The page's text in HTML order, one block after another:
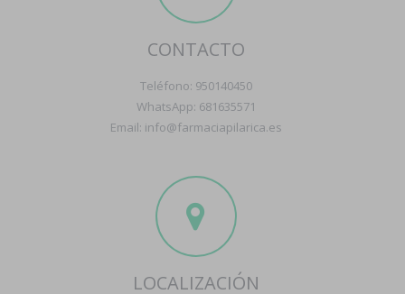
CONTACTO
Teléfono: 950140450
WhatsApp: 681635571
Email: info@farmaciapilarica.es
LOCALIZACIÓN